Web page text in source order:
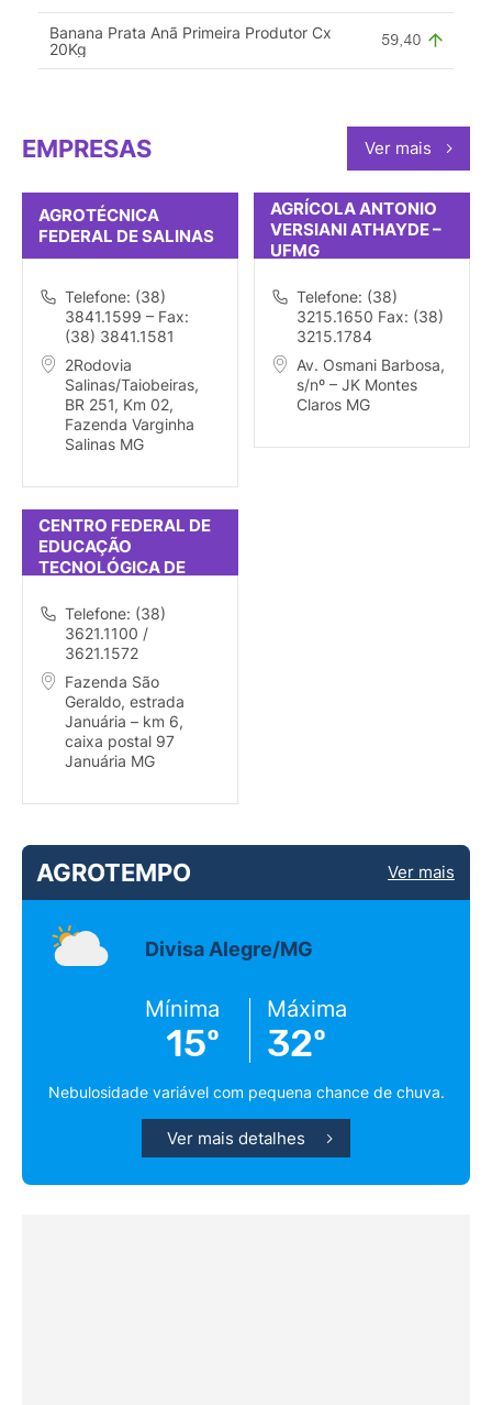
Banana Prata Anã Primeira Produtor Cx
20Kg
EMPRESAS Ver mais
AGROTÉCNICA
FEDERAL DE SALINAS
Telefone: (38)
3841.1599 – Fax:
(38) 3841.1581
2Rodovia
Salinas/Taiobeiras,
BR 251, Km 02,
Fazenda Varginha
Salinas MG
AGRÍCOLA ANTONIO
VERSIANI ATHAYDE –
UFMG
Telefone: (38)
3215.1650 Fax: (38)
3215.1784
Av. Osmani Barbosa,
s/nº – JK Montes
Claros MG
CENTRO FEDERAL DE
EDUCAÇÃO
TECNOLÓGICA DE
Telefone: (38)
3621.1100 /
3621.1572
Fazenda São
Geraldo, estrada
Januária – km 6,
caixa postal 97
Januária MG
AGROTEMPO Ver mais
Divisa Alegre/MG
Mínima
15º
Máxima
32º
Nebulosidade variável com pequena chance de chuva.
Ver mais detalhes